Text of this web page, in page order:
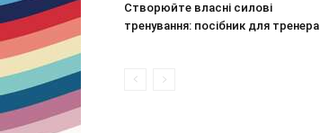
Створюйте власні силові
тренування: посібник для тренера